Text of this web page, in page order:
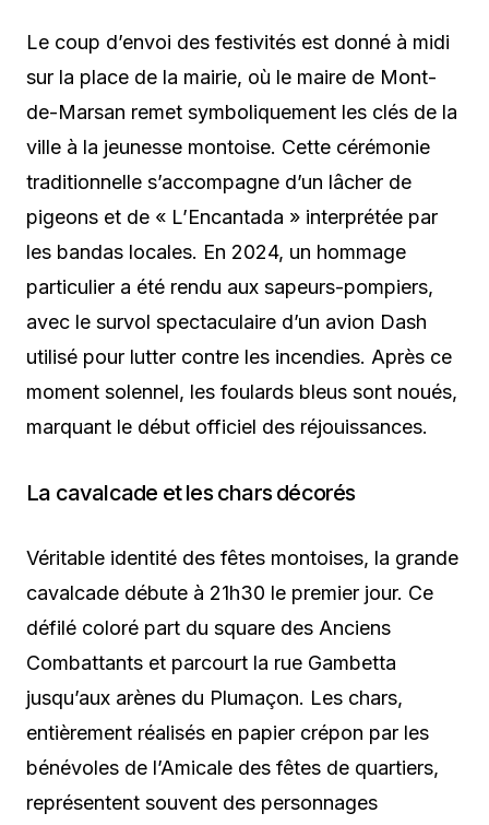
Le coup d’envoi des festivités est donné à midi
sur la place de la mairie, où le maire de Mont-
de-Marsan remet symboliquement les clés de la
ville à la jeunesse montoise. Cette cérémonie
traditionnelle s’accompagne d’un lâcher de
pigeons et de « L’Encantada » interprétée par
les bandas locales. En 2024, un hommage
particulier a été rendu aux sapeurs-pompiers,
avec le survol spectaculaire d’un avion Dash
utilisé pour lutter contre les incendies. Après ce
moment solennel, les foulards bleus sont noués,
marquant le début officiel des réjouissances.
La cavalcade et les chars décorés
Véritable identité des fêtes montoises, la grande
cavalcade débute à 21h30 le premier jour. Ce
défilé coloré part du square des Anciens
Combattants et parcourt la rue Gambetta
jusqu’aux arènes du Plumaçon. Les chars,
entièrement réalisés en papier crépon par les
bénévoles de l’Amicale des fêtes de quartiers,
représentent souvent des personnages